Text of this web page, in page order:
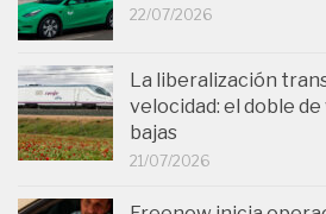
22/07/2026
La liberalización
velocidad: el doble
bajas
21/07/2026